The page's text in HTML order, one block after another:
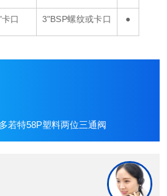
卡口 3"BSP螺纹或卡口 ●
若特58P塑料两位三通阀